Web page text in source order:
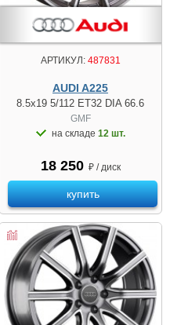
АРТИКУЛ:487831
AUDI A225
8.5x19 5/112 ET32 DIA 66.6
GMF
на складе 12 шт.
18 250 ₽ / диск
купить